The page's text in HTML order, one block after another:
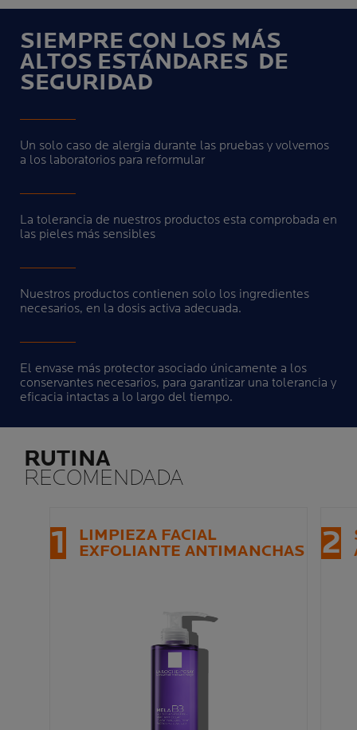
SIEMPRE CON LOS MÁS
ALTOS ESTÁNDARES DE
SEGURIDAD
Un solo caso de alergia durante las pruebas y volvemos
a los laboratorios para reformular
La tolerancia de nuestros productos esta comprobada en
las pieles más sensibles
Nuestros productos contienen solo los ingredientes
necesarios, en la dosis activa adecuada.
El envase más protector asociado únicamente a los
conservantes necesarios, para garantizar una tolerancia y
eficacia intactas a lo largo del tiempo.
RUTINA
RECOMENDADA
1
LIMPIEZA FACIAL
EXFOLIANTE ANTIMANCHAS
2